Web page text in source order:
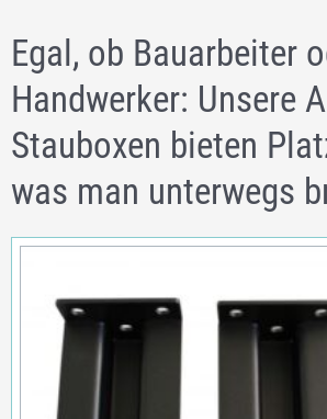
Egal, ob Bauarbeiter
Handwerker: Unsere
Stauboxen bieten
was man unterwegs